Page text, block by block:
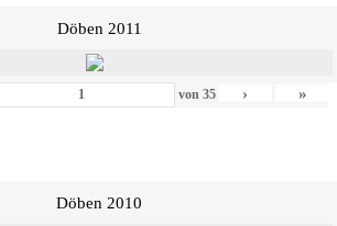
Döben 2011
von 35 › »
Döben 2010